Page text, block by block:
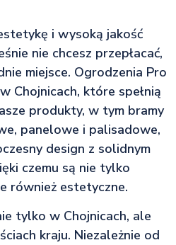
i wysoką jakość
nie chcesz przepłacać,
miejsce. Ogrodzenia Pro
Chojnicach, które spełnią
produkty, w tym bramy
panelowe i palisadowe,
design z solidnym
czemu są nie tylko
również estetyczne.
tylko w Chojnicach, ale
kraju. Niezależnie od